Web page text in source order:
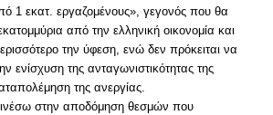
1 εκατ. εργαζομένους», γεγονός που θα
από την ελληνική οικονομία και
την ύφεση, ενώ δεν πρόκειται να
ενίσχυση της ανταγωνιστικότητας της
της ανεργίας.
στην αποδόμηση θεσμών που